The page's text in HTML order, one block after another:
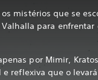
os mistérios que se
Valhalla para
por Mimir,
e reflexiva que o